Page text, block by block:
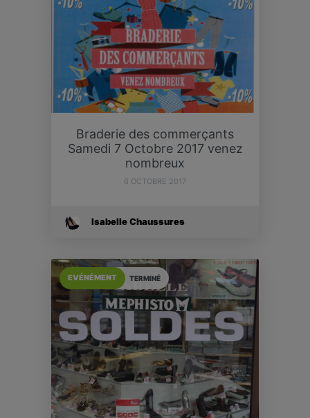
Braderie des commerçants
Samedi 7 Octobre 2017 venez
nombreux
6 OCTOBRE 2017
Isabelle Chaussures
TERMINÉ
EVÉNÉMENT